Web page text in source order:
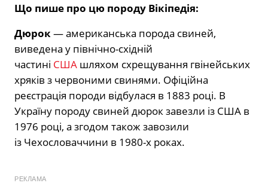
Що пише про цю породу Вікіпедія:
Дюрок— американська порода свиней,
виведена у північно-східній
частині США шляхом схрещування гвінейських
хряків з червоними свинями. Офіційна
реєстрація породи відбулася в 1883 році. В
Україну породу свиней дюрок завезли із США в
1976 році, а згодом також завозили
із Чехословаччини в 1980-х роках.
РЕКЛАМА